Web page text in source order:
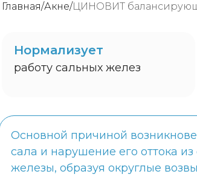
Главная/Акне/ЦИНОВИТ
Нормализует
работу сальных желез
Основной причиной
сала и нарушение его оттока
железы, образуя округлые